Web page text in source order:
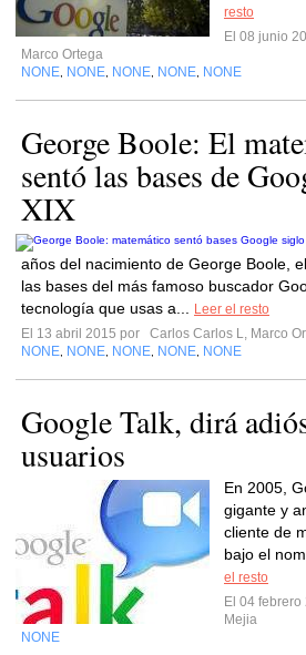
resto
El 08 junio
Marco Ortega
NONE NONE NONE NONE NONE
George Boole: El
sentó las bases de
XIX
años del nacimiento de George Boole,
las bases del más famoso buscador
tecnología que usas a...
Leer el resto
El 13 abril 2015 por
Carlos Carlos L, Marco
NONE NONE NONE NONE NONE
Google Talk, dirá
usuarios
En 2005,
gigante y
cliente de
bajo el
el resto
El 04
Mejia
NONE